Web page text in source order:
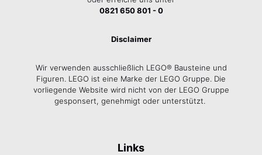
0821 650 801 - 0
Disclaimer
Wir verwenden ausschließlich LEGO® Bausteine und
Figuren. LEGO ist eine Marke der LEGO Gruppe. Die
vorliegende Website wird nicht von der LEGO Gruppe
gesponsert, genehmigt oder unterstützt.
Links